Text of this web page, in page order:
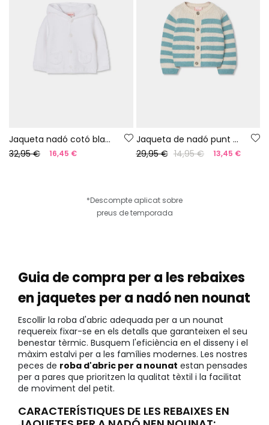
Jaqueta nadó cotó blanc caputxa
32,95 €
16,45 €
Jaqueta de nadó punt verd
29,95 € 14,95 € 13,45 €
*Descompte aplicat sobre
preus de temporada
Guia de compra per a les rebaixes
en jaquetes per a nadó nen nounat
Escollir la roba d'abric adequada per a un nounat
requereix fixar-se en els detalls que garanteixen el seu
benestar tèrmic. Busquem l'eficiència en el disseny i el
màxim estalvi per a les famílies modernes. Les nostres
peces de roba d'abric per a nounat estan pensades
per a pares que prioritzen la qualitat tèxtil i la facilitat
de moviment del petit.
CARACTERÍSTIQUES DE LES REBAIXES EN